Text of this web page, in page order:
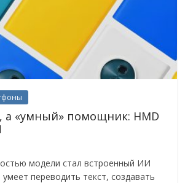
а «умный» помощник: HMD
модели стал встроенный ИИ
переводить текст, создавать